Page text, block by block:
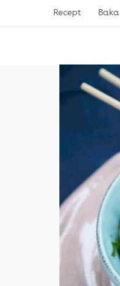
Recept Baka